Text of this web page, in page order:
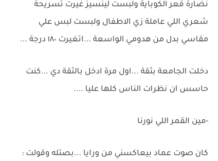
نضارة قعر الكوباية ولبست لينسيز غيرت تسريحة
شعري اللي عاملة زي الاطفال ولبست لبس علي
مقاسي بدل من هدومي الواسعة ...اتغيرت ١٨٠ درجة ...
دخلت الجامعة بثقة ...اول مرة ادخل بالثقة دي ...كنت
حاسس ان نظرات الناس كلها عليا ....
-مين القمر اللي نورنا
كان صوت عماد بيعاكسني من ورايا ...بصتله وقولت :